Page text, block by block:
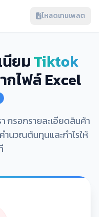
โหลดเทมเพลต
นียมTiktok
กไฟล์ Excel
กรอกรายละเอียดสินค้า
ำนวณต้นทุนและกำไรให้